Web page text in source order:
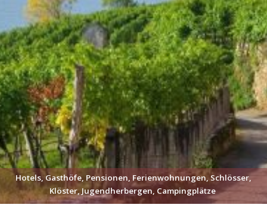
Hotels, Gasthöfe, Pensionen, Ferienwohnungen, Schlösser,
Klöster, Jugendherbergen, Campingplätze